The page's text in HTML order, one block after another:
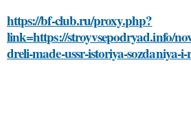
https://bf-club.ru/proxy.php?
link=https://stroyvsepodryad.info/
dreli-made-ussr-istoriya-sozdaniya-